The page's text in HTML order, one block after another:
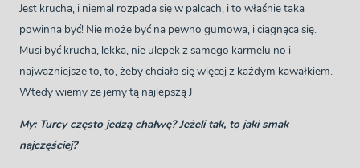
Jest krucha, i niemal rozpada się w palcach, i to właśnie taka
powinna być! Nie może być na pewno gumowa, i ciągnąca się.
Musi być krucha, lekka, nie ulepek z samego karmelu no i
najważniejsze to, to, żeby chciało się więcej z każdym kawałkiem.
Wtedy wiemy że jemy tą najlepszą J
My: Turcy często jedzą chałwę? Jeżeli tak, to jaki smak
najczęściej?